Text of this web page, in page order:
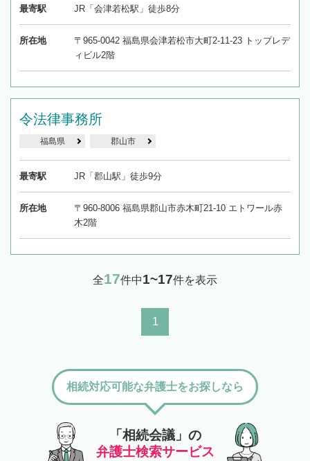
最寄駅 JR「会津若松駅」徒歩8分
所在地
〒965-0042 福島県会津若松市大町2-11-23 トップレデ
ィビル2階
令法律事務所
福島県 郡山市
最寄駅 JR「郡山駅」徒歩9分
所在地
〒960-8006 福島県郡山市赤木町21-10 エトワール赤
木2階
全17件中1~17件を表示
1
「相続会議」の
弁護士検索サービス
相続対応可能な弁護士をお探しなら